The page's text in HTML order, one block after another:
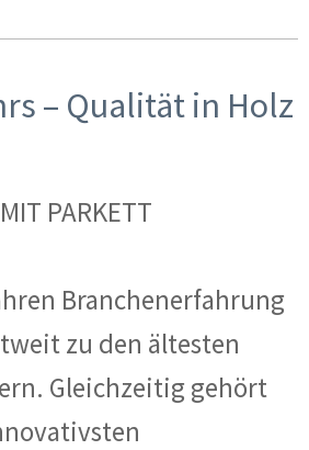
– Qualität in Holz
PARKETT
Branchenerfahrung
zu den ältesten
Gleichzeitig gehört